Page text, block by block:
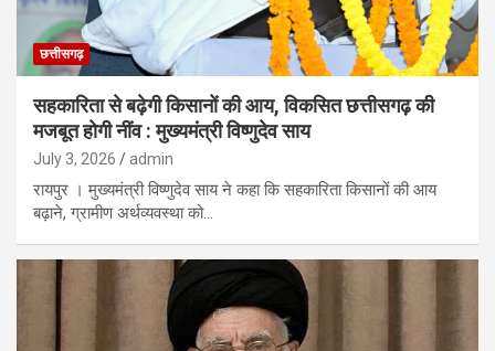
छत्तीसगढ़
सहकारिता से बढ़ेगी किसानों की आय, विकसित छत्तीसगढ़ की
मजबूत होगी नींव : मुख्यमंत्री विष्णुदेव साय
July 3, 2026 admin
रायपुर । मुख्यमंत्री विष्णुदेव साय ने कहा कि सहकारिता किसानों की आय
बढ़ाने, ग्रामीण अर्थव्यवस्था को…